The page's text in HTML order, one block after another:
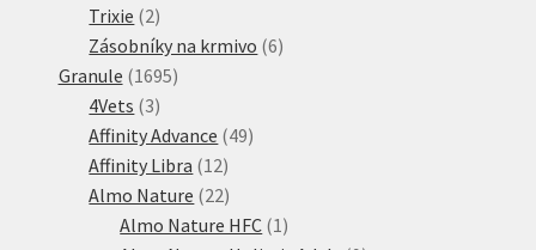
produktů
Trixie 22
produkty
Zásobníky na krmivo 66
Granule 16951695
4Vets 33
produkty
Affinity Advance 4949
Affinity Libra 1212
produktů
Almo Nature 2222
produktů
Almo Nature HFC 1 1